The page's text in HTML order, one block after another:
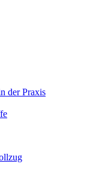
der Praxis